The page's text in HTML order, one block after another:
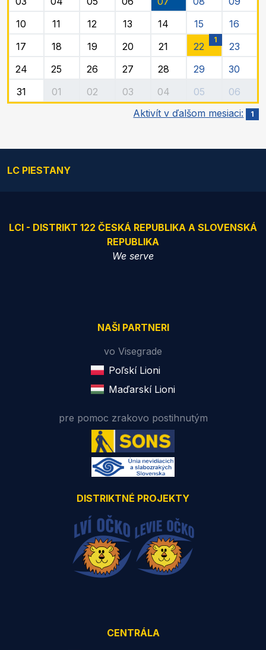
10
11 12 13 14 15
16
17
18 19 20 21 22
1
23
24
25 26 27 28 29
30
31
01 02 03 04 05
06
Aktivít v ďalšom mesiaci:
1
LC PIESTANY
LCI - DISTRIKT 122 ČESKÁ REPUBLIKA A SLOVENSKÁ
REPUBLIKA
We serve
NAŠI PARTNERI
vo Visegrade
Poľskí Lioni
Maďarskí Lioni
pre pomoc zrakovo postihnutým
DISTRIKTNÉ PROJEKTY
CENTRÁLA